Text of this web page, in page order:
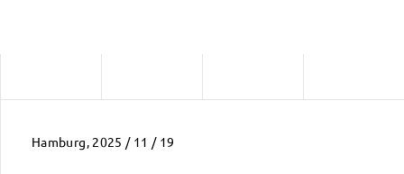
Hamburg, 2025 / 11 / 19